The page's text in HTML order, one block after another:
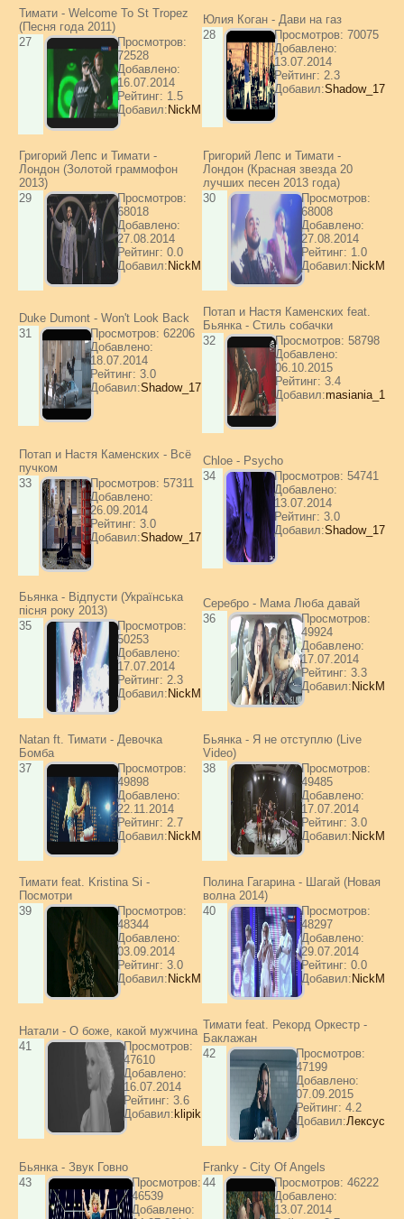
Тимати - Welcome To St Tropez
(Песня года 2011)
27
Просмотров:
72528
Добавлено:
16.07.2014
Рейтинг: 1.5
Добавил: NickM
Юлия Коган - Дави на газ
28
Просмотров: 70075
Добавлено:
13.07.2014
Рейтинг: 2.3
Добавил:Shadow_17
Григорий Лепс и Тимати -
Лондон (Золотой граммофон
2013)
29
Просмотров:
68018
Добавлено:
27.08.2014
Рейтинг: 0.0
Добавил: NickM
Григорий Лепс и Тимати -
Лондон (Красная звезда 20
лучших песен 2013 года)
30
Просмотров:
68008
Добавлено:
27.08.2014
Рейтинг: 1.0
Добавил: NickM
Duke Dumont - Won't Look Back
31
Просмотров: 62206
Добавлено:
18.07.2014
Рейтинг: 3.0
Добавил:Shadow_17
Потап и Настя Каменских feat.
Бьянка - Стиль собачки
32
Просмотров: 58798
Добавлено:
06.10.2015
Рейтинг: 3.4
Добавил:masiania_1
Потап и Настя Каменских - Всё
пучком
33
Просмотров: 57311
Добавлено:
26.09.2014
Рейтинг: 3.0
Добавил:Shadow_17
Chloe - Psycho
34
Просмотров: 54741
Добавлено:
13.07.2014
Рейтинг: 3.0
Добавил:Shadow_17
Бьянка - Відпусти (Українська
пісня року 2013)
35
Просмотров:
50253
Добавлено:
17.07.2014
Рейтинг: 2.3
Добавил: NickM
Серебро - Мама Люба давай
36
Просмотров:
49924
Добавлено:
17.07.2014
Рейтинг: 3.3
Добавил: NickM
Natan ft. Тимати - Девочка
Бомба
37
Просмотров:
49898
Добавлено:
22.11.2014
Рейтинг: 2.7
Добавил: NickM
Бьянка - Я не отступлю (Live
Video)
38
Просмотров:
49485
Добавлено:
17.07.2014
Рейтинг: 3.0
Добавил: NickM
Тимати feat. Kristina Si -
Посмотри
39
Просмотров:
48344
Добавлено:
03.09.2014
Рейтинг: 3.0
Добавил: NickM
Полина Гагарина - Шагай (Новая
волна 2014)
40
Просмотров:
48297
Добавлено:
29.07.2014
Рейтинг: 0.0
Добавил: NickM
Натали - О боже, какой мужчина
41
Просмотров:
47610
Добавлено:
16.07.2014
Рейтинг: 3.6
Добавил: klipik
Тимати feat. Рекорд Оркестр -
Баклажан
42
Просмотров:
47199
Добавлено:
07.09.2015
Рейтинг: 4.2
Добавил:Лексус
Бьянка - Звук Говно
43
Просмотров:
46539
Добавлено:
Franky - City Of Angels
44
Просмотров: 46222
Добавлено:
13.07.2014